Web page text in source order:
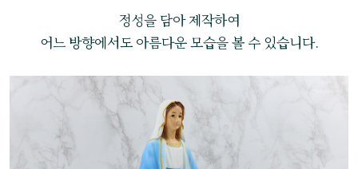
정성을 담아 제작하여
어느 방향에서도 아름다운 모습을 볼 수 있습니다.